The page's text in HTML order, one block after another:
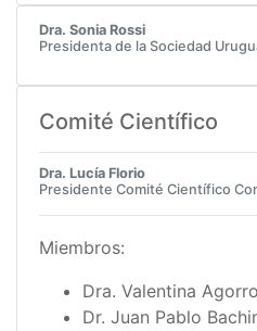
Dra. Sonia Rossi
Presidenta de la Sociedad
Comité Científico
Dra. Lucía Florio
Presidente Comité Científico
Miembros:
Dra. Valentina
Dr. Juan Pablo